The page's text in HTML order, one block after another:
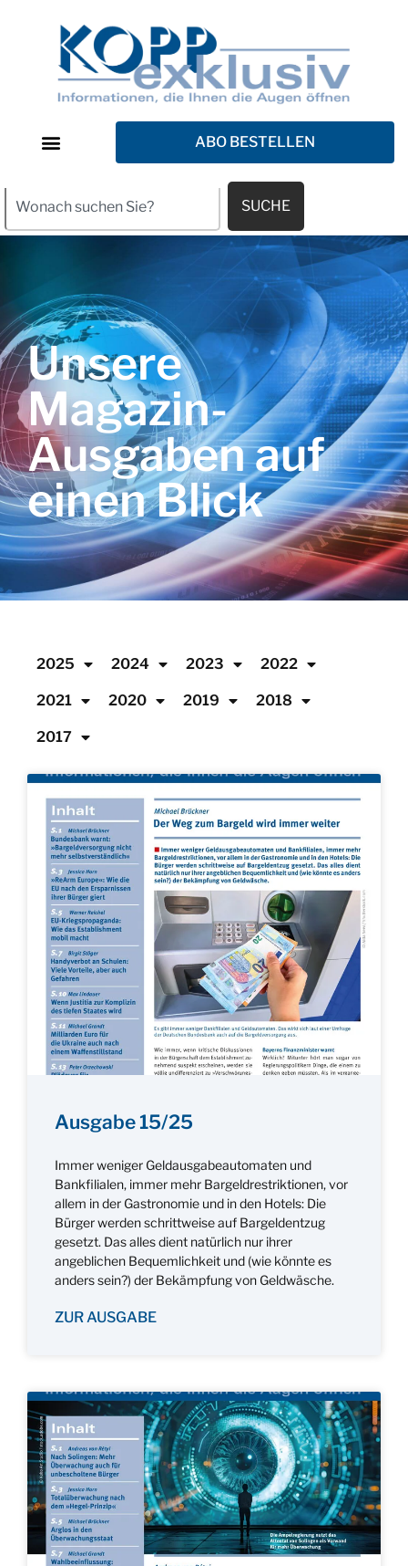
ABO BESTELLEN
SUCHE
Unsere
Magazin-
Ausgaben auf
einen Blick
2025 2024 2023 2022
2021 2020 2019 2018
2017
Ausgabe 15/25
Immer weniger Geldausgabeautomaten und
Bankfilialen, immer mehr Bargeldrestriktionen, vor
allem in der Gastronomie und in den Hotels: Die
Bürger werden schrittweise auf Bargeldentzug
gesetzt. Das alles dient natürlich nur ihrer
angeblichen Bequemlichkeit und (wie könnte es
anders sein?) der Bekämpfung von Geldwäsche.
ZUR AUSGABE